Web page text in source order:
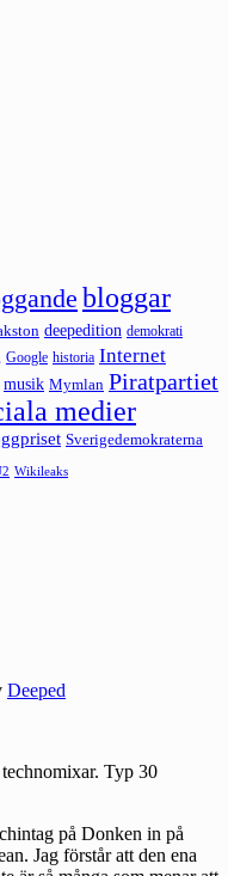
bloggar
deepedition demokrati
Google historia Internet
musik Mymlan Piratpartiet
medier
Sverigedemokraterna
Wikileaks
Deeped
Typ 30
på Donken in på
Jag förstår att den ena